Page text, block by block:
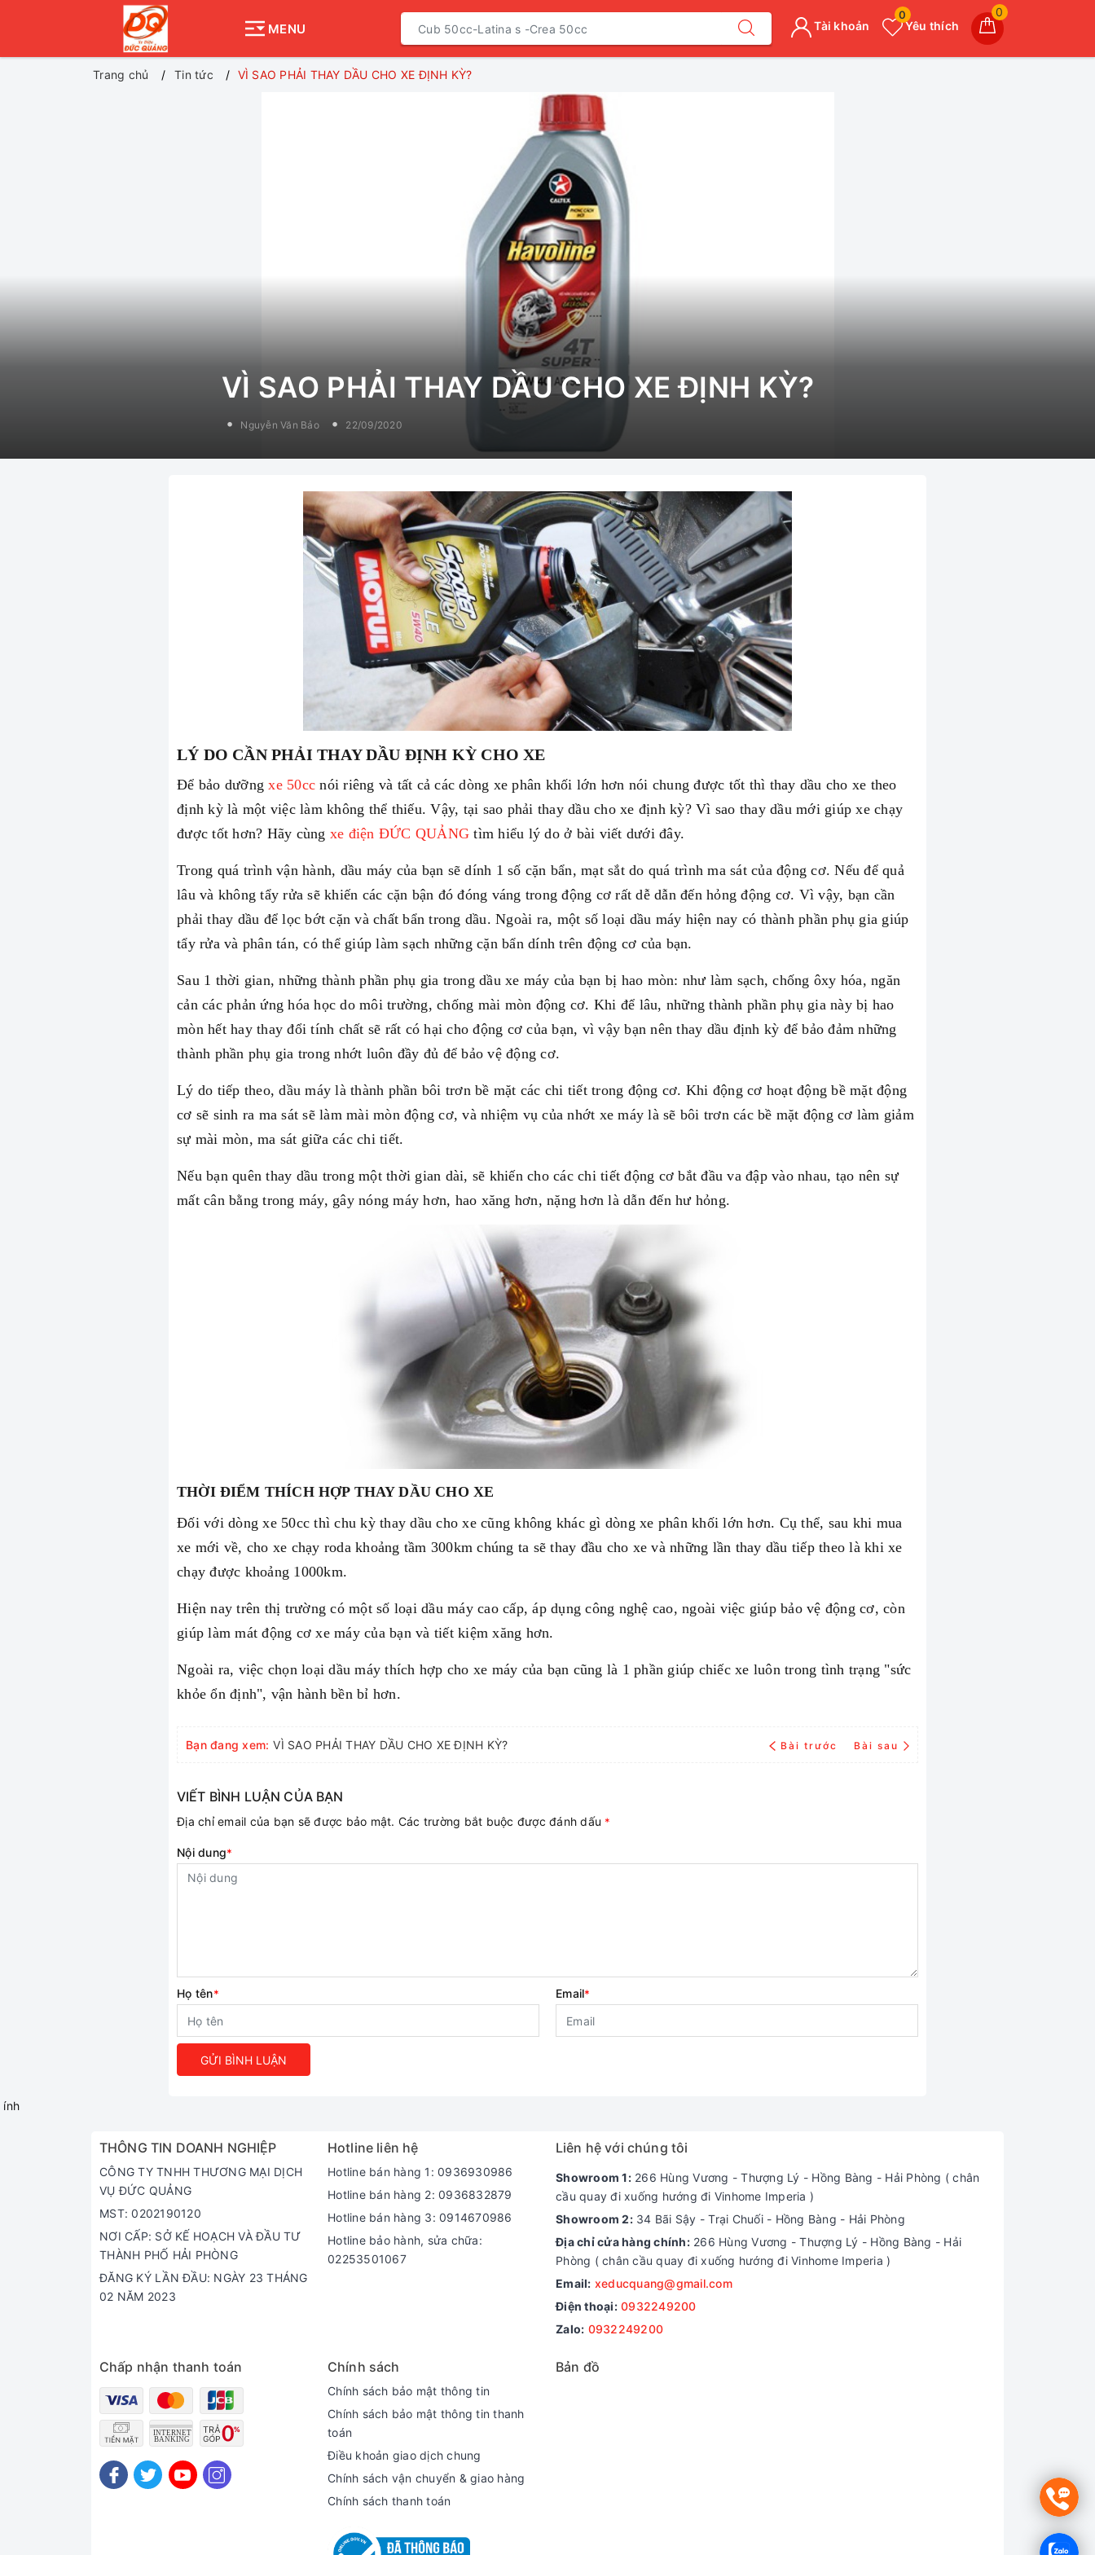
MENU
0
Yêu thích
0
Tài khoản
Trang chủ Tin tức VÌ SAO PHẢI THAY DẦU CHO XE ĐỊNH KỲ?
VÌ SAO PHẢI THAY DẦU CHO XE ĐỊNH KỲ?
Nguyễn Văn Bảo 22/09/2020
LÝ DO CẦN PHẢI THAY DẦU ĐỊNH KỲ CHO XE
Để bảo dưỡngxe 50cc nói riêng và tất cả các dòng xe phân khối lớn hơn nói chung được tốt thì thay dầu cho xe theo
định kỳ là một việc làm không thể thiếu. Vậy, tại sao phải thay dầu cho xe định kỳ? Vì sao thay dầu mới giúp xe chạy
được tốt hơn? Hãy cùng xe điện ĐỨC QUẢNG tìm hiểu lý do ở bài viết dưới đây.
Trong quá trình vận hành, dầu máy của bạn sẽ dính 1 số cặn bẩn, mạt sắt do quá trình ma sát của động cơ. Nếu để quả
lâu và không tẩy rửa sẽ khiến các cặn bận đó đóng váng trong động cơ rất dễ dẫn đến hỏng động cơ. Vì vậy, bạn cần
phải thay dầu để lọc bớt cặn và chất bẩn trong dầu. Ngoài ra, một số loại dầu máy hiện nay có thành phần phụ gia giúp
tẩy rửa và phân tán, có thể giúp làm sạch những cặn bẩn dính trên động cơ của bạn.
Sau 1 thời gian, những thành phần phụ gia trong dầu xe máy của bạn bị hao mòn: như làm sạch, chống ôxy hóa, ngăn
cản các phản ứng hóa học do môi trường, chống mài mòn động cơ. Khi để lâu, những thành phần phụ gia này bị hao
mòn hết hay thay đổi tính chất sẽ rất có hại cho động cơ của bạn, vì vậy bạn nên thay dầu định kỳ để bảo đảm những
thành phần phụ gia trong nhớt luôn đầy đủ để bảo vệ động cơ.
Lý do tiếp theo, dầu máy là thành phần bôi trơn bề mặt các chi tiết trong động cơ. Khi động cơ hoạt động bề mặt động
cơ sẽ sinh ra ma sát sẽ làm mài mòn động cơ, và nhiệm vụ của nhớt xe máy là sẽ bôi trơn các bề mặt động cơ làm giảm
sự mài mòn, ma sát giữa các chi tiết.
Nếu bạn quên thay dầu trong một thời gian dài, sẽ khiến cho các chi tiết động cơ bắt đầu va đập vào nhau, tạo nên sự
mất cân bằng trong máy, gây nóng máy hơn, hao xăng hơn, nặng hơn là dẫn đến hư hỏng.
THỜI ĐIỂM THÍCH HỢP THAY DẦU CHO XE
Đối với dòng xe 50cc thì chu kỳ thay dầu cho xe cũng không khác gì dòng xe phân khối lớn hơn. Cụ thể, sau khi mua
xe mới về, cho xe chạy roda khoảng tầm 300km chúng ta sẽ thay đầu cho xe và những lần thay dầu tiếp theo là khi xe
chạy được khoảng 1000km.
Hiện nay trên thị trường có một số loại dầu máy cao cấp, áp dụng công nghệ cao, ngoài việc giúp bảo vệ động cơ, còn
giúp làm mát động cơ xe máy của bạn và tiết kiệm xăng hơn.
Ngoài ra, việc chọn loại dầu máy thích hợp cho xe máy của bạn cũng là 1 phần giúp chiếc xe luôn trong tình trạng "sức
khỏe ổn định", vận hành bền bỉ hơn.
Bạn đang xem: VÌ SAO PHẢI THAY DẦU CHO XE ĐỊNH KỲ? Bài trước Bài sau
VIẾT BÌNH LUẬN CỦA BẠN
Địa chỉ email của bạn sẽ được bảo mật. Các trường bắt buộc được đánh dấu *
Nội dung*
Họ tên* Email*
GỬI BÌNH LUẬN
ính
THÔNG TIN DOANH NGHIỆP
CÔNG TY TNHH THƯƠNG MẠI DỊCH
VỤ ĐỨC QUẢNG
MST: 0202190120
NƠI CẤP: SỞ KẾ HOẠCH VÀ ĐẦU TƯ
THÀNH PHỐ HẢI PHÒNG
ĐĂNG KÝ LẦN ĐẦU: NGÀY 23 THÁNG
02 NĂM 2023
Hotline liên hệ
Hotline bán hàng 1: 0936930986
Hotline bán hàng 2: 0936832879
Hotline bán hàng 3: 0914670986
Hotline bảo hành, sửa chữa:
02253501067
Liên hệ với chúng tôi
Showroom 1:266 Hùng Vương - Thượng Lý - Hồng Bàng - Hải Phòng ( chân
cầu quay đi xuống hướng đi Vinhome Imperia )
Showroom 2:34 Bãi Sậy - Trại Chuối - Hồng Bàng - Hải Phòng
Địa chỉ cửa hàng chính:266 Hùng Vương - Thượng Lý - Hồng Bàng - Hải
Phòng ( chân cầu quay đi xuống hướng đi Vinhome Imperia )
Email: xeducquang@gmail.com
Điện thoại: 0932249200
Zalo: 0932249200
Chấp nhận thanh toán Chính sách
Chính sách bảo mật thông tin
Chính sách bảo mật thông tin thanh
toán
Điều khoản giao dịch chung
Chính sách vận chuyển & giao hàng
Chính sách thanh toán
Bản đồ